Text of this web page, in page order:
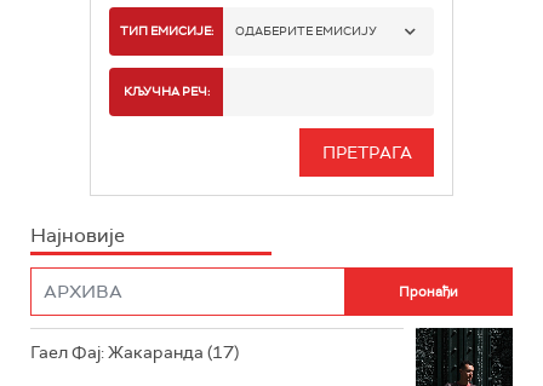
РАДИО БЕОГРАД 1
РАДИО БЕОГРАД 3
РАДИО РОКЕНРОЛЕР
ТИП ЕМИСИЈЕ: ОДАБЕРИТЕ ЕМИСИЈУ
ИНФО
КЉУЧНА РЕЧ:
Најновије
Гаел Фај: Жакаранда (17)